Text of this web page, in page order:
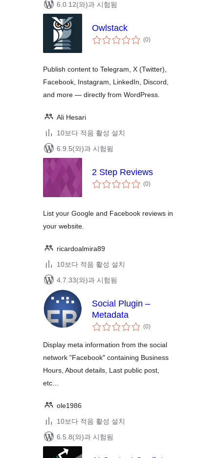
6.0.12(와)과 시험됨
Owlstack
(0전
체)
Publish content to Telegram, X (Twitter),
Facebook, Instagram, LinkedIn, Discord,
and more — directly from WordPress.
Ali Hesari
10보다 적음 활성 설치
6.9.5(와)과 시험됨
2 Step Reviews
(0전
체)
List your Google and Facebook reviews in
your website.
ricardoalmira89
10보다 적음 활성 설치
4.7.33(와)과 시험됨
Social Plugin –
Metadata
(0전
체)
Display meta information from the social
network "Facebook" containing Business
Hours, About details, Last public post,
etc…
ole1986
10보다 적음 활성 설치
6.5.8(와)과 시험됨